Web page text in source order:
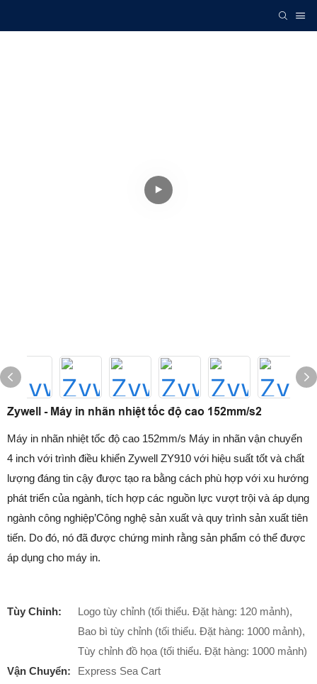
Zywell - Máy in nhãn nhiệt tốc độ cao 152mm/s2
Máy in nhãn nhiệt tốc độ cao 152mm/s Máy in nhãn vận chuyển
4 inch với trình điều khiển Zywell ZY910 với hiệu suất tốt và chất
lượng đáng tin cậy được tạo ra bằng cách phù hợp với xu hướng
phát triển của ngành, tích hợp các nguồn lực vượt trội và áp dụng
ngành công nghiệp’Công nghệ sản xuất và quy trình sản xuất tiên
tiến. Do đó, nó đã được chứng minh rằng sản phẩm có thể được
áp dụng cho máy in.
Tùy Chỉnh:
Logo tùy chỉnh (tối thiểu. Đặt hàng: 120 mảnh),
Bao bì tùy chỉnh (tối thiểu. Đặt hàng: 1000 mảnh),
Tùy chỉnh đồ họa (tối thiểu. Đặt hàng: 1000 mảnh)
Vận Chuyển:
Express Sea Cart